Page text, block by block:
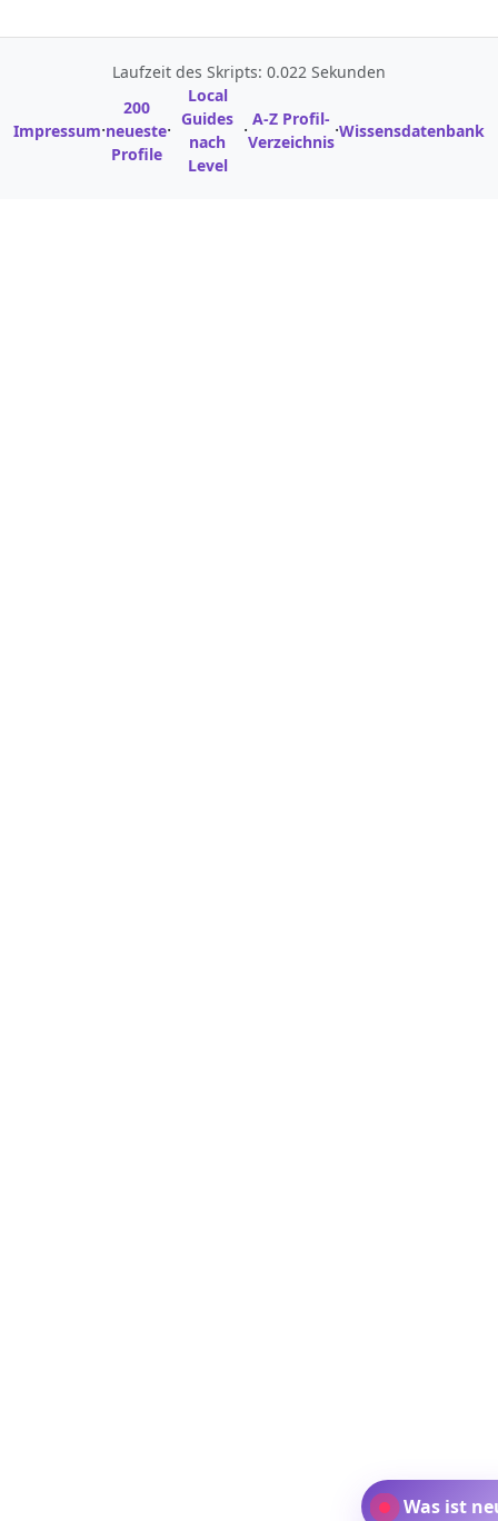
Laufzeit des Skripts: 0.022 Sekunden
Impressum·
200
neueste
Profile
·
Local
Guides
nach
Level
· A-Z Profil-
Verzeichnis·Wissensdatenbank
Was ist